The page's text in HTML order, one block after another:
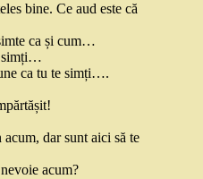
bine. Ce aud este că
ca și cum…
simți…
ca tu te simți….
dar sunt aici să te
acum?